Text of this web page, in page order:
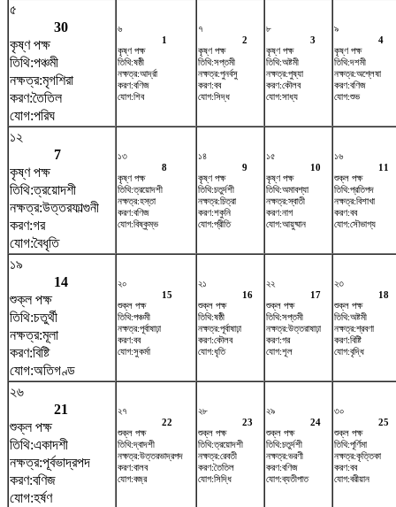
৫
30
কৃষ্ণ পক্ষ
তিথি:পঞ্চমী
নক্ষত্র:মৃগশিরা
করণ:তৈতিল
যোগ:পরিঘ
৬
1
কৃষ্ণ পক্ষ
তিথি:ষষ্ঠী
নক্ষত্র:আর্দ্রা
করণ:বণিজ
যোগ:শিব
৭
2
কৃষ্ণ পক্ষ
তিথি:সপ্তমী
নক্ষত্র:পুনর্বসু
করণ:বব
যোগ:সিদ্ধ
৮
3
কৃষ্ণ পক্ষ
তিথি:অষ্টমী
নক্ষত্র:পুষ্যা
করণ:কৌলব
যোগ:সাধ্য
৯
4
কৃষ্ণ পক্ষ
তিথি:দশমী
নক্ষত্র:অশ্লেষা
করণ:বণিজ
যোগ:শুভ
১২
7
কৃষ্ণ পক্ষ
তিথি:ত্রয়োদশী
নক্ষত্র:উত্তরফাল্গুনী
করণ:গর
যোগ:বৈধৃতি
১৩
8
কৃষ্ণ পক্ষ
তিথি:ত্রয়োদশী
নক্ষত্র:হস্তা
করণ:বণিজ
যোগ:বিষ্কুম্ভ
১৪
9
কৃষ্ণ পক্ষ
তিথি:চতুর্দশী
নক্ষত্র:চিত্রা
করণ:শকুনি
যোগ:প্রীতি
১৫
10
কৃষ্ণ পক্ষ
তিথি:অমাবশ্যা
নক্ষত্র:স্বাতী
করণ:নাগ
যোগ:আয়ুষ্মান
১৬
11
শুক্ল পক্ষ
তিথি:প্রতিপদ
নক্ষত্র:বিশাখা
করণ:বব
যোগ:সৌভাগ্য
১৯
14
শুক্ল পক্ষ
তিথি:চতুর্থী
নক্ষত্র:মূলা
করণ:বিষ্টি
যোগ:অতিগণ্ড
২০
15
শুক্ল পক্ষ
তিথি:পঞ্চমী
নক্ষত্র:পূর্বাষাঢ়া
করণ:বব
যোগ:সুকর্মা
২১
16
শুক্ল পক্ষ
তিথি:ষষ্ঠী
নক্ষত্র:পূর্বাষাঢ়া
করণ:কৌলব
যোগ:ধৃতি
২২
17
শুক্ল পক্ষ
তিথি:সপ্তমী
নক্ষত্র:উত্তরাষাঢ়া
করণ:গর
যোগ:শূল
২৩
18
শুক্ল পক্ষ
তিথি:অষ্টমী
নক্ষত্র:শ্রবণা
করণ:বিষ্টি
যোগ:বৃদ্ধি
২৬
21
শুক্ল পক্ষ
তিথি:একাদশী
নক্ষত্র:পূর্বভাদ্রপদ
করণ:বণিজ
যোগ:হর্ষণ
২৭
22
শুক্ল পক্ষ
তিথি:দ্বাদশী
নক্ষত্র:উত্তরভাদ্রপদ
করণ:বালব
যোগ:বজ্র
২৮
23
শুক্ল পক্ষ
তিথি:ত্রয়োদশী
নক্ষত্র:রেবতী
করণ:তৈতিল
যোগ:সিদ্ধি
২৯
24
শুক্ল পক্ষ
তিথি:চতুর্দশী
নক্ষত্র:ভরণী
করণ:বণিজ
যোগ:ব্যতীপাত
৩০
25
শুক্ল পক্ষ
তিথি:পূর্ণিমা
নক্ষত্র:কৃত্তিকা
করণ:বব
যোগ:বরীয়ান